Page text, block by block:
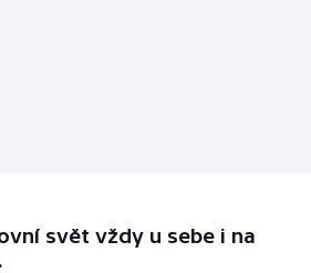
svět vždy u sebe i na